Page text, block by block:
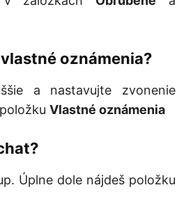
oznámenia?
a nastavujte zvonenie
Vlastné oznámenia
Úplne dole nájdeš položku